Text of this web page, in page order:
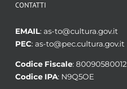
CONTATTI
EMAIL: as-to@cultura.gov.it
PEC: as-to@pec.cultura.gov.it
Codice Fiscale: 80090580012
Codice IPA: N9Q5OE